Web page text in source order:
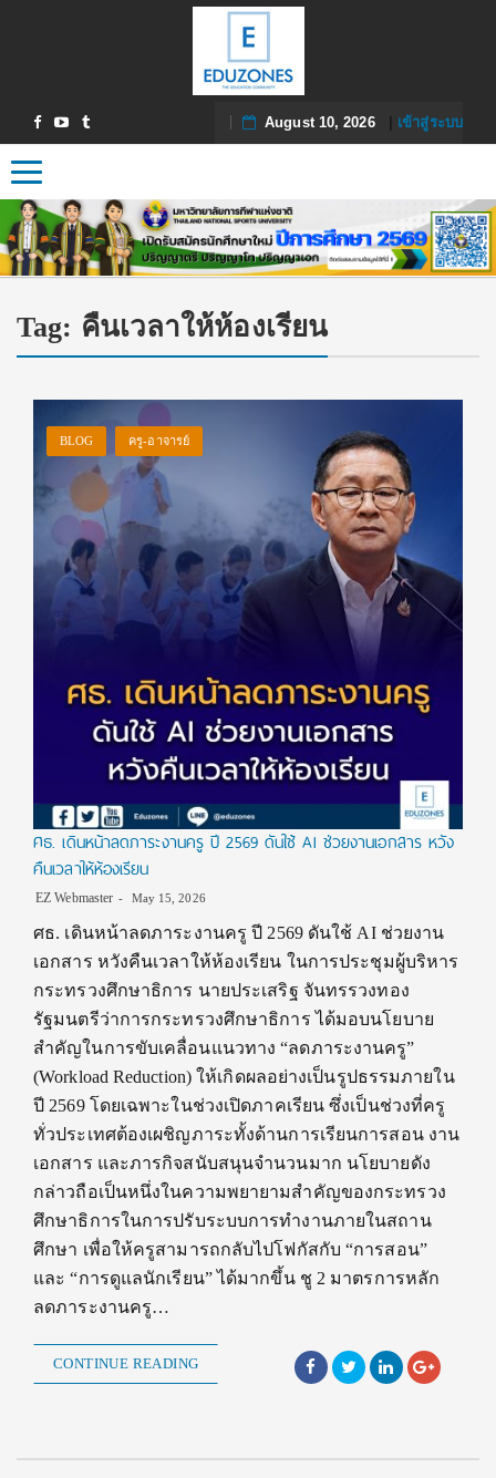
August 10, 2026| เข้าสู่ระบบ
Toggle navigation
Tag: คืนเวลาให้ห้องเรียน
BLOG ครู-อาจารย์
ศธ. เดินหน้าลดภาระงานครู ปี 2569 ดันใช้ AI ช่วยงานเอกสาร หวัง
คืนเวลาให้ห้องเรียน
EZ Webmaster May 15, 2026
ศธ. เดินหน้าลดภาระงานครู ปี 2569 ดันใช้ AI ช่วยงาน
เอกสาร หวังคืนเวลาให้ห้องเรียน ในการประชุมผู้บริหาร
กระทรวงศึกษาธิการ นายประเสริฐ จันทรรวงทอง
รัฐมนตรีว่าการกระทรวงศึกษาธิการ ได้มอบนโยบาย
สำคัญในการขับเคลื่อนแนวทาง “ลดภาระงานครู”
(Workload Reduction) ให้เกิดผลอย่างเป็นรูปธรรมภายใน
ปี 2569 โดยเฉพาะในช่วงเปิดภาคเรียน ซึ่งเป็นช่วงที่ครู
ทั่วประเทศต้องเผชิญภาระทั้งด้านการเรียนการสอน งาน
เอกสาร และภารกิจสนับสนุนจำนวนมาก นโยบายดัง
กล่าวถือเป็นหนึ่งในความพยายามสำคัญของกระทรวง
ศึกษาธิการในการปรับระบบการทำงานภายในสถาน
ศึกษา เพื่อให้ครูสามารถกลับไปโฟกัสกับ “การสอน”
และ “การดูแลนักเรียน” ได้มากขึ้น ชู 2 มาตรการหลัก
ลดภาระงานครู…
CONTINUE READING